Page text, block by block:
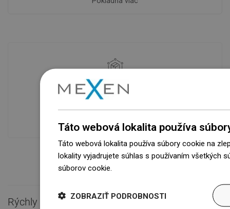
Dostupnosť tovaru
Naše výrobky na vás čakajú v
Rýchly kontakt 
Táto webová lokalita používa
Táto webová lokalita používa súbory cookie na
lokality vyjadrujete súhlas s používaním všetkých
súborov cookie.
ZOBRAZIŤ PODROBNOSTI